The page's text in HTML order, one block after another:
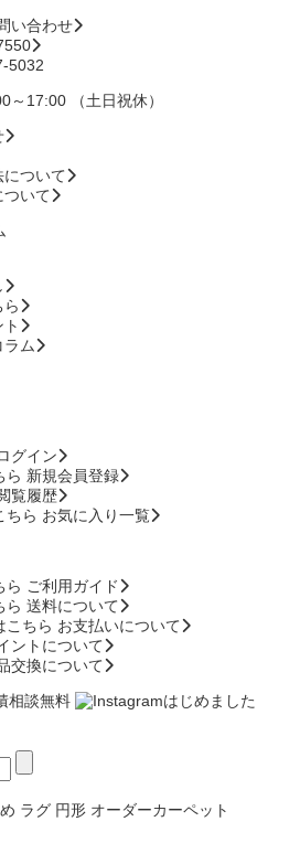
い合わせ
5032
17:00 （土日祝休）
ついて
ついて
ム
グイン
新規会員登録
覧履歴
お気に入り一覧
ご利用ガイド
送料について
お支払いについて
ントについて
交換について
ラグ 円形 オーダーカーペット